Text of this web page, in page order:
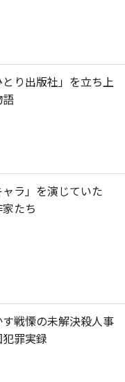
とり出版社」を立ち上
ラ」を演じていた
たち
戦慄の未解決殺人事
罪実録